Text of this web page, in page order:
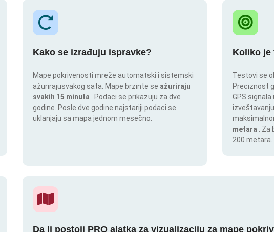
Kako se izrađuju ispravke?
Mape pokrivenosti mreže automatski i sistemski
ažurirajusvakog sata. Mape brzinte se ažuriraju
svakih 15 minuta
. Podaci se prikazuju za dve
godine. Posle dve godine najstariji podaci se
uklanjaju sa mapa jednom mesečno.
Koliko je
Testovi se
Preciznost
GPS
metara
.
200 metara.
Da li postoji PRO alatka za vizualizaciju za mape